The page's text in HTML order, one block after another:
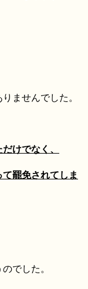
ませんでした。
けでなく、
罷免されてしま
でした。